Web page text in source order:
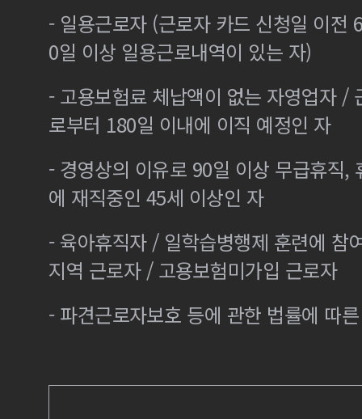
- 일용근로자 (근로자 카드 신청일 이전
0일 이상 일용근로내역이 있는 자)
- 고용보험료 체납액이 없는 자영업자 /
로부터 180일 이내에 이직 예정인 자
- 경영상의 이유로 90일 이상 무급휴직,
에 재직중인 45세 이상인 자
- 육아휴직자 / 일학습병행제 훈련에 참
지역 근로자 / 고용보험미가입 근로자
- 파견근로자보호 등에 관한 법률에 따